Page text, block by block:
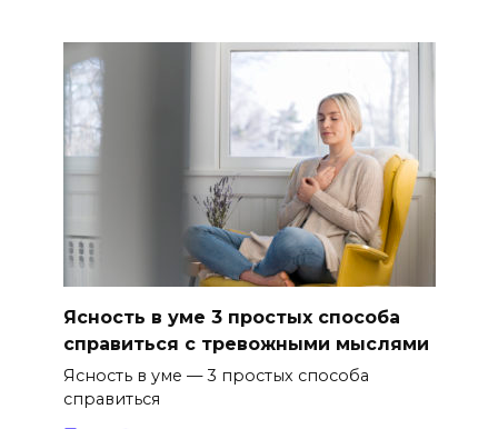
Ясность в уме 3 простых способа
справиться с тревожными мыслями
Ясность в уме — 3 простых способа
справиться